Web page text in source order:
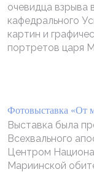
очевидца взрыва
кафедрального
картин и
портретов царя
Фотовыставка «От
Выставка была
Всехвального
Центром
Мариинской